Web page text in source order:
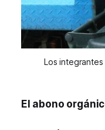
Los
El abono